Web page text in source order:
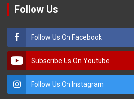
Follow Us
Follow Us On Facebook
Subscribe Us On Youtube
Follow Us On Instagram